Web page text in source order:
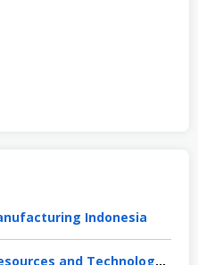
Indonesia
PT Sinar Mas Agro Resources and Technology Tbk